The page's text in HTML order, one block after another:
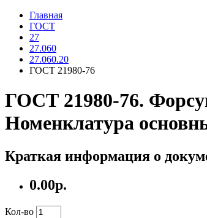
Главная
ГОСТ
27
27.060
27.060.20
ГОСТ 21980-76
ГОСТ 21980-76.
Номенклатура
Краткая информация о
0.00р.
Кол-во